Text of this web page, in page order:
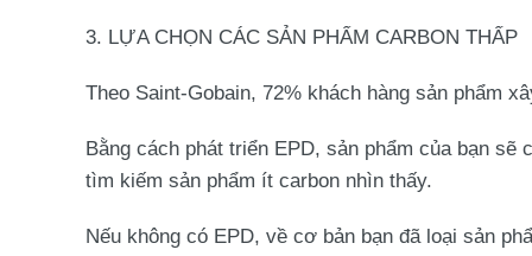
3. LỰA CHỌN CÁC SẢN PHẨM CARBON THẤP
Theo Saint-Gobain, 72% khách hàng sản phẩm
Bằng cách phát triển EPD, sản phẩm của bạn
tìm kiếm sản phẩm ít carbon nhìn thấy.
Nếu không có EPD, về cơ bản bạn đã loại sản